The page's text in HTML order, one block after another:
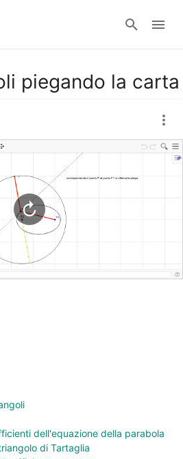
Accedi
piegando la carta
dell'equazione della parabola
di Tartaglia